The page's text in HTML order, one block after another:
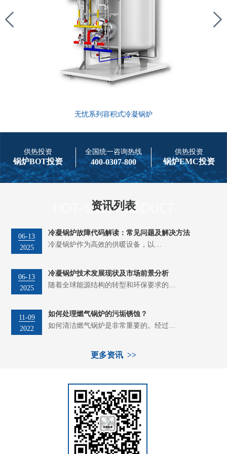
无忧系列容积式冷凝锅炉
供热投资
锅炉BOT投资
全国统一咨询热线
400-0307-800
供热投资
锅炉EMC投资
资讯列表
06-13
2025
冷凝锅炉故障代码解读：常见问题及解决方法
冷凝锅炉作为高效的供暖设备，以…
06-13
2025
冷凝锅炉技术发展现状及市场前景分析
随着全球能源结构的转型和环保要求的…
11-09
2022
如何处理燃气锅炉的污垢锈蚀？
如何清洁燃气锅炉是非常重要的。经过…
更多资讯 >>